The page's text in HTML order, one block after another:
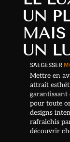
UN
MAIS
UN
SAEGESSER
Mettre en
attrait
garantissant
pour toute
designs
rafraichis
découvrir